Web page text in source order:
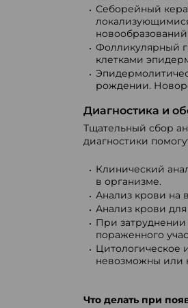
Себорейный
Фолликулярный
клетками
рождении.
Диагностика и
Тщательный сбор
диагностики
Клинический
в организме.
Анализ крови на
Анализ крови
При
пораженного
Цитологическое
невозможны или
Что делать при